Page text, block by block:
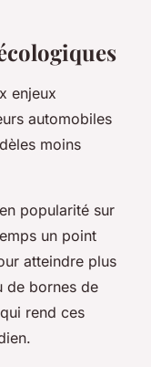
enjeux
automobiles
moins
popularité sur
un point
atteindre plus
de bornes de
rend ces